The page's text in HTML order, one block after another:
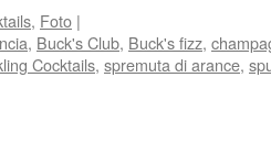
, Foto |
, Buck's Club, Buck's fizz,
Cocktails, spremuta di arance,